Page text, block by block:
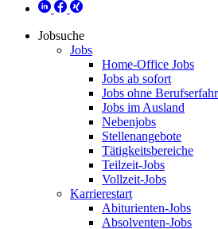
Jobsuche
Jobs
Home-Office Jobs
Jobs ab sofort
Jobs ohne
Jobs im Ausland
Nebenjobs
Stellenangebote
Tätigkeitsbereiche
Teilzeit-Jobs
Vollzeit-Jobs
Karrierestart
Abiturienten-Jobs
Absolventen-Jobs